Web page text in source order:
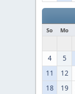
So Mo
4
5
11
12
18
19